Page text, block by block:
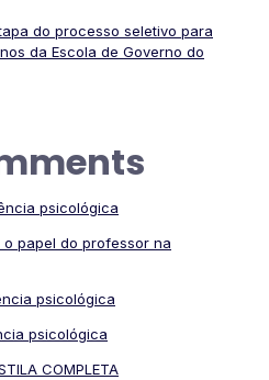
do processo seletivo para
da Escola de Governo do
psicológica
o papel do professor na
psicológica
psicológica
COMPLETA